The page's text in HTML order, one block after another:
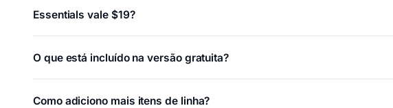
Essentials vale $19?
O que está incluído na versão gratuita?
Como adiciono mais itens de linha?